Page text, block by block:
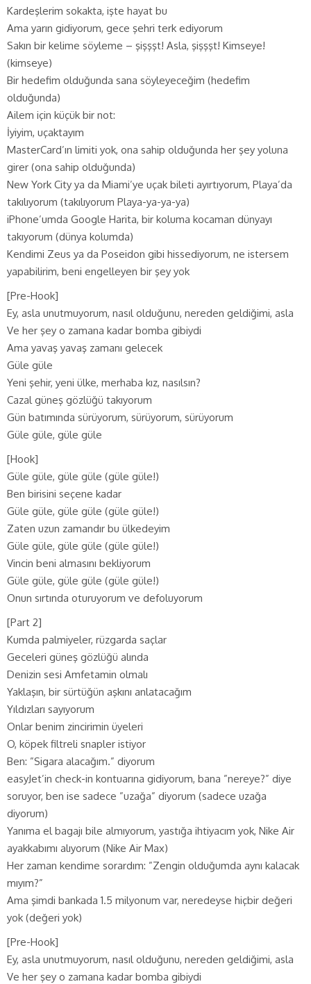
Kardeşlerim sokakta, işte hayat bu
Ama yarın gidiyorum, gece şehri terk ediyorum
Sakın bir kelime söyleme – şişşşt! Asla, şişşşt! Kimseye!
(kimseye)
Bir hedefim olduğunda sana söyleyeceğim (hedefim
olduğunda)
Ailem için küçük bir not:
İyiyim, uçaktayım
MasterCard’ın limiti yok, ona sahip olduğunda her şey yoluna
girer (ona sahip olduğunda)
New York City ya da Miami’ye uçak bileti ayırtıyorum, Playa’da
takılıyorum (takılıyorum Playa-ya-ya-ya)
iPhone’umda Google Harita, bir koluma kocaman dünyayı
takıyorum (dünya kolumda)
Kendimi Zeus ya da Poseidon gibi hissediyorum, ne istersem
yapabilirim, beni engelleyen bir şey yok
[Pre-Hook]
Ey, asla unutmuyorum, nasıl olduğunu, nereden geldiğimi, asla
Ve her şey o zamana kadar bomba gibiydi
Ama yavaş yavaş zamanı gelecek
Güle güle
Yeni şehir, yeni ülke, merhaba kız, nasılsın?
Cazal güneş gözlüğü takıyorum
Gün batımında sürüyorum, sürüyorum, sürüyorum
Güle güle, güle güle
[Hook]
Güle güle, güle güle (güle güle!)
Ben birisini seçene kadar
Güle güle, güle güle (güle güle!)
Zaten uzun zamandır bu ülkedeyim
Güle güle, güle güle (güle güle!)
Vincin beni almasını bekliyorum
Güle güle, güle güle (güle güle!)
Onun sırtında oturuyorum ve defoluyorum
[Part 2]
Kumda palmiyeler, rüzgarda saçlar
Geceleri güneş gözlüğü alında
Denizin sesi Amfetamin olmalı
Yaklaşın, bir sürtüğün aşkını anlatacağım
Yıldızları sayıyorum
Onlar benim zincirimin üyeleri
O, köpek filtreli snapler istiyor
Ben: ”Sigara alacağım.” diyorum
easyJet’in check-in kontuarına gidiyorum, bana ”nereye?” diye
soruyor, ben ise sadece ”uzağa” diyorum (sadece uzağa
diyorum)
Yanıma el bagajı bile almıyorum, yastığa ihtiyacım yok, Nike Air
ayakkabımı alıyorum (Nike Air Max)
Her zaman kendime sorardım: ”Zengin olduğumda aynı kalacak
mıyım?”
Ama şimdi bankada 1.5 milyonum var, neredeyse hiçbir değeri
yok (değeri yok)
[Pre-Hook]
Ey, asla unutmuyorum, nasıl olduğunu, nereden geldiğimi, asla
Ve her şey o zamana kadar bomba gibiydi